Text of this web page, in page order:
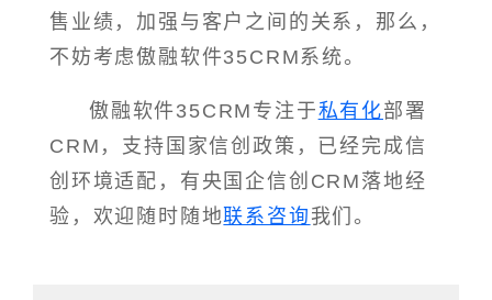
售业绩，加强与客户之间的关系，那么，
不妨考虑傲融软件35CRM系统。
傲融软件35CRM专注于私有化部署
CRM，支持国家信创政策，已经完成信
创环境适配，有央国企信创CRM落地经
验，欢迎随时随地联系咨询 我们。